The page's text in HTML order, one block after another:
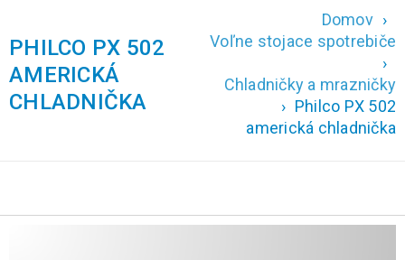
PHILCO PX 502
AMERICKÁ
CHLADNIČKA
Domov ›
Voľne stojace spotrebiče
›
Chladničky a mrazničky
› Philco PX 502
americká chladnička